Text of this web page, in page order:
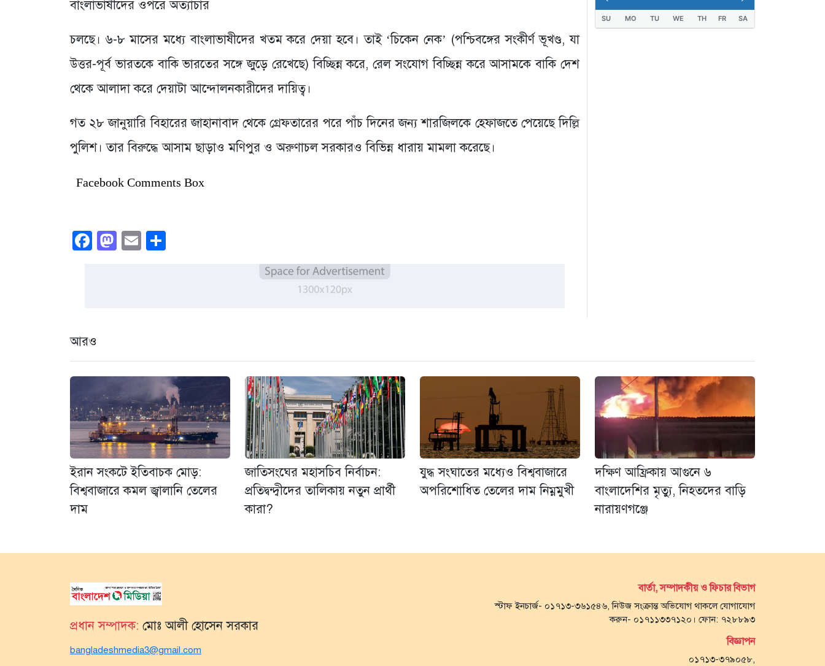
বাংলাভাষীদের ওপরে অত্যাচার
চলছে। ৬-৮ মাসের মধ্যে বাংলাভাষীদের খতম করে দেয়া হবে। তাই ‘চিকেন নেক’ (পশ্চিবঙ্গের সংকীর্ণ ভূখণ্ড, যা
উত্তর-পূর্ব ভারতকে বাকি ভারতের সঙ্গে জুড়ে রেখেছে) বিচ্ছিন্ন করে, রেল সংযোগ বিচ্ছিন্ন করে আসামকে বাকি দেশ
থেকে আলাদা করে দেয়াটা আন্দোলনকারীদের দায়িত্ব।
গত ২৮ জানুয়ারি বিহারের জাহানাবাদ থেকে গ্রেফতারের পরে পাঁচ দিনের জন্য শারজিলকে হেফাজতে পেয়েছে দিল্লি
পুলিশ। তার বিরুদ্ধে আসাম ছাড়াও মণিপুর ও অরুণাচল সরকারও বিভিন্ন ধারায় মামলা করেছে।
Facebook Comments Box
Facebook
Mastodon
Email
SU MO TU WE TH FR SA
আরও
ইরান সংকটে ইতিবাচক মোড়:
বিশ্ববাজারে কমল জ্বালানি তেলের
দাম
জাতিসংঘের মহাসচিব নির্বাচন:
প্রতিদ্বন্দ্বীদের তালিকায় নতুন প্রার্থী
কারা?
যুদ্ধ সংঘাতের মধ্যেও বিশ্ববাজারে
অপরিশোধিত তেলের দাম নিম্নমুখী
দক্ষিণ আফ্রিকায় আগুনে ৬
বাংলাদেশির মৃত্যু, নিহতদের বাড়ি
নারায়ণগঞ্জে
প্রধান সম্পাদক: মোঃ আলী হোসেন সরকার
bangladeshmedia3@gmail.com
বার্তা, সম্পাদকীয় ও ফিচার বিভাগ
স্টাফ ইনচার্জ- ০১৭১৩-৩৬১৫৪৬, নিউজ সংক্রান্ত অভিযোগ থাকলে যোগাযোগ
করুন- ০১৭১১৩৩৭১২০। ফোন: ৭২৮৮৯৩
বিজ্ঞাপন
০১৭১৩-৩৭৯০৫৮,